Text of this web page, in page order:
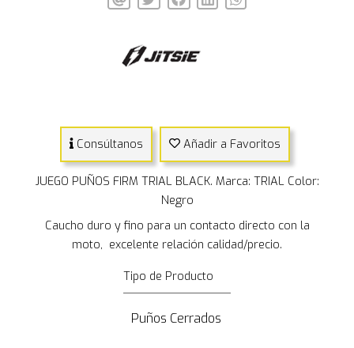
Consúltanos Añadir a Favoritos
JUEGO PUÑOS FIRM TRIAL BLACK. Marca: TRIAL Color:
Negro
Caucho duro y fino para un contacto directo con la
moto, excelente relación calidad/precio.
Tipo de Producto
Puños Cerrados